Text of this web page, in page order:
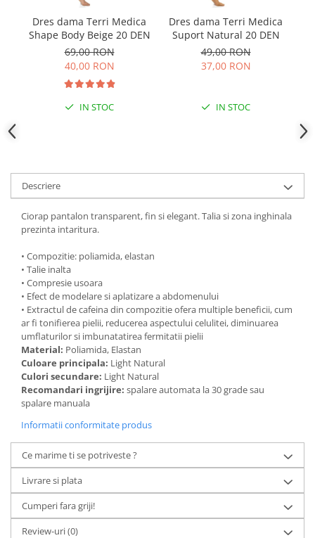
Dres dama Terri Medica
Shape Body Beige 20 DEN
69,00 RON
40,00 RON
IN STOC
Dres dama Terri Medica
Suport Natural 20 DEN
49,00 RON
37,00 RON
IN STOC
Descriere
Ciorap pantalon transparent, fin si elegant. Talia si zona inghinala
prezinta intaritura.
• Compozitie: poliamida, elastan
• Talie inalta
• Compresie usoara
• Efect de modelare si aplatizare a abdomenului
• Extractul de cafeina din compozitie ofera multiple beneficii, cum
ar fi tonifierea pielii, reducerea aspectului celulitei, diminuarea
umflaturilor si imbunatatirea fermitatii pielii
Material: Poliamida, Elastan
Culoare principala: Light Natural
Culori secundare: Light Natural
Recomandari ingrijire: spalare automata la 30 grade sau
spalare manuala
Informatii conformitate produs
Ce marime ti se potriveste ?
Livrare si plata
Cumperi fara griji!
Review-uri(0)